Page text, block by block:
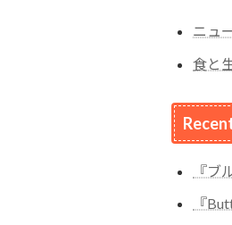
ニュ
食と
『ブ
『